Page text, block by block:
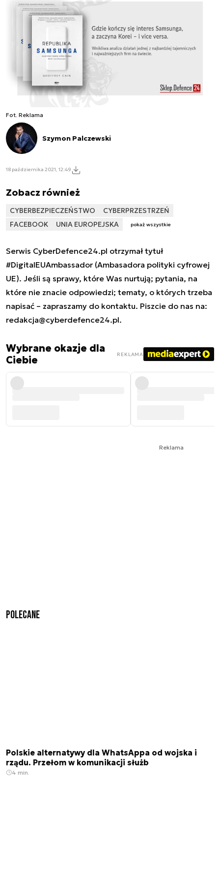
Fot. Reklama
Szymon Palczewski
18 października 2021, 12:49
Zobacz również
CYBERBEZPIECZEŃSTWO
CYBERPRZESTRZEŃ
FACEBOOK
UNIA EUROPEJSKA pokaż wszystkie
Serwis CyberDefence24.pl otrzymał tytuł
#DigitalEUAmbassador (Ambasadora polityki cyfrowej
UE). Jeśli są sprawy, które Was nurtują; pytania, na
które nie znacie odpowiedzi; tematy, o których trzeba
napisać – zapraszamy do kontaktu. Piszcie do nas na:
redakcja@cyberdefence24.pl.
Wybrane okazje dla
Ciebie
REKLAMA
Reklama
Polecane
Polskie alternatywy dla WhatsAppa od wojska i
rządu. Przełom w komunikacji służb
4 min.